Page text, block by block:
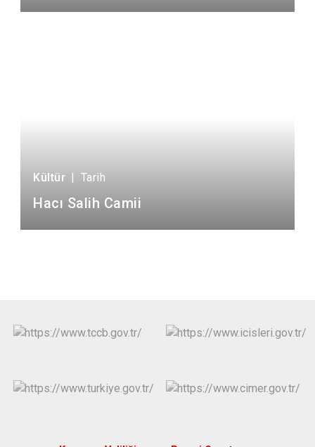
Kültür | Tarih
Hacı Salih Camii